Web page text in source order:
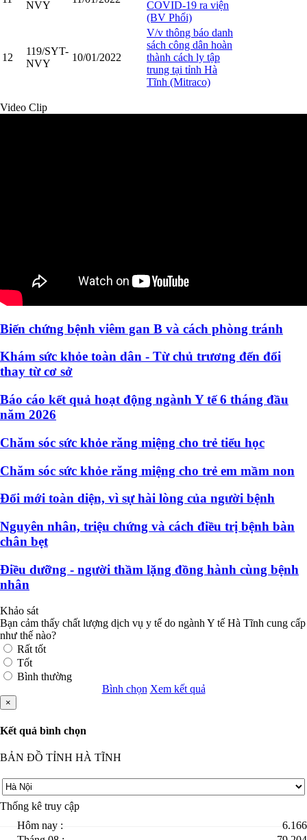
NVY
COVID-19 ra viện
(BV Phổi)
12
119/SYT-
NVY
10/01/2022
V/v thông báo danh
sách công dân hoàn
thành cách ly tập
trung tại tỉnh Hà
Tĩnh (Mitraco)
Video Clip
Biến chứng bệnh viêm gan B và cách phòng tránh
Khám sức khỏe toàn dân - Từ chủ trương đến đổi
thay từ cơ sở
Báo cáo kết quả hoạt động ngành Y tế 6 tháng đầu
năm 2026
Chăm sóc sức khỏe răng miệng cho trẻ tiểu học
Chăm sóc sức khỏe răng miệng cho trẻ em mầm non
Đổi mới toàn diện, vì sự hài lòng của người bệnh
Nguyên nhân, triệu chứng và cách điều trị bệnh bàn
chân bẹt
Điều dưỡng - người thầm lặng đồng hành cùng bệnh
nhân
Khảo sát
Bạn cảm thấy chất lượng dịch vụ y tế do ngành Y tế Hà Tĩnh cung cấp
như thế nào?
Rất tốt
Tốt
Bình thường
Bình chọn Xem kết quả
×
Kết quả bình chọn
BẢN ĐỒ TỈNH HÀ TĨNH
Thống kê truy cập
Hôm nay :
6.166